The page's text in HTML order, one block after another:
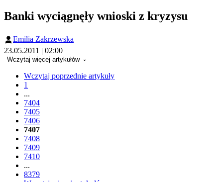
Banki wyciągnęły wnioski z kryzysu
Emilia Zakrzewska
23.05.2011 | 02:00
Wczytaj więcej artykułów
Wczytaj poprzednie artykuły
1
...
7404
7405
7406
7407
7408
7409
7410
...
8379